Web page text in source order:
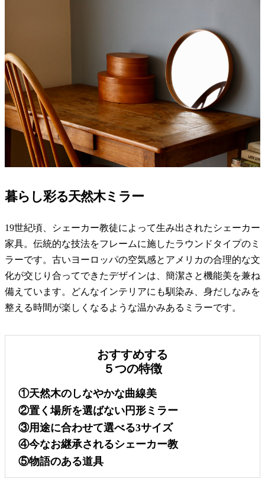
暮らし彩る天然木ミラー
19世紀頃、シェーカー教徒によって生み出されたシェーカー
家具。伝統的な技法をフレームに施したラウンドタイプのミ
ラーです。古いヨーロッパの空気感とアメリカの合理的な文
化が交じり合ってできたデザインは、簡潔さと機能美を兼ね
備えています。どんなインテリアにも馴染み、身だしなみを
整える時間が楽しくなるような温かみあるミラーです。
おすすめする
５つの特徴
①天然木のしなやかな曲線美
②置く場所を選ばない円形ミラー
③用途に合わせて選べる3サイズ
④今なお継承されるシェーカー教
⑤物語のある道具